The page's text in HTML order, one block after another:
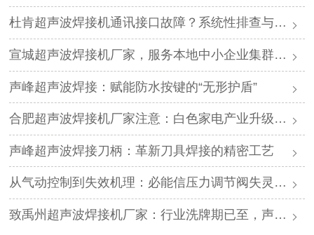
杜肯超声波焊接机通讯接口故障？系统性排查与专业解决方案
宣城超声波焊接机厂家，服务本地中小企业集群，声峰ODM贴牌助您轻装上阵
声峰超声波焊接：赋能防水按键的“无形护盾”
合肥超声波焊接机厂家注意：白色家电产业升级，声峰源头工厂诚邀加盟
声峰超声波焊接刀柄：革新刀具焊接的精密工艺
从气动控制到失效机理：必能信压力调节阀失灵的深度解析与专业修复
致禹州超声波焊接机厂家：行业洗牌期已至，声峰源头工厂邀您抱团取暖